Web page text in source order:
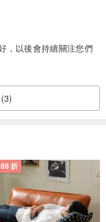
，以後會持續關注您們
88 折